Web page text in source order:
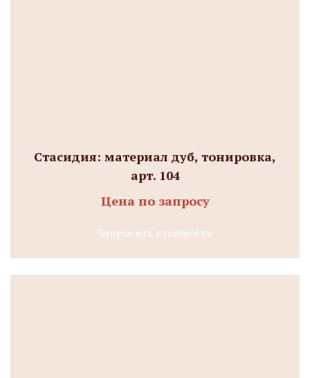
Стасидия: материал дуб, тонировка,
арт. 104
Цена по запросу
Запросить стоимость